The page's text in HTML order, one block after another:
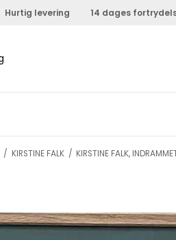
Hurtig levering 14 dages
/ KIRSTINE FALK / KIRSTINE FALK,